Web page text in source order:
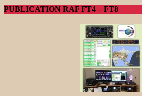
PUBLICATION RAF FT4 – FT8